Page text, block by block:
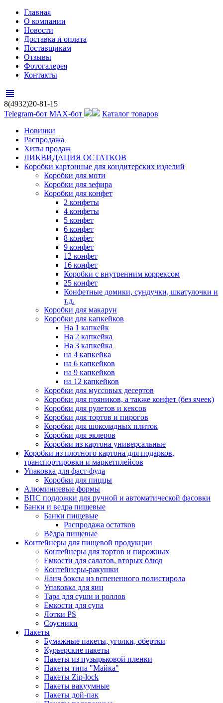
Главная
О компании
Новости
Доставка и оплата
Поставщикам
Отзывы
Фотогалерея
Контакты
view_headline
8(4932)20-81-15
Telegram-бот MAX-бот
Каталог товаров
Новинки
Распродажа
Хиты продаж
ЛИКВИДАЦИЯ ОСТАТКОВ
Коробки картонные для кондитерских изделий
Коробки для моти
Коробки для зефира
Коробки для конфет
2 конфеты
4 конфеты
5 конфет
6 конфет
8 конфет
9 конфет
12 конфет
16 конфет
Коробки с внутренним коррексом
25 конфет
Конфетные домики, сундучки, шкатулочки и
т.д.
Коробки для макарун
Коробки для капкейков
На 1 капкейк
На 2 капкейка
На 3 капкейка
на 4 капкейка
на 6 капкейков
на 9 капкейков
на 12 капкейков
Коробки для муссовых десертов
Коробки для пряников, а также конфет (без ячеек)
Коробки для рулетов и кексов
Коробки для тортов и пирогов
Коробки для шоколадных плиток
Коробки для эклеров
Коробки из картона универсальные
Коробки из плотного картона для подарков,
транспортировки и маркетплейсов
Упаковка для фаст-фуда
Коробки для пиццы
Алюминиевые формы
ВПС подложки для ручной и автоматической фасовки
Банки и ведра пищевые
Банки пищевые
Распродажа остатков
Вёдра пищевые
Контейнеры для пищевой продукции
Контейнеры для тортов и пирожных
Емкости для салатов, вторых блюд
Контейнеры-ракушки
Ланч боксы из вспененного полистирола
Упаковка для яиц
Тара для суши и роллов
Емкости для супа
Лотки PS
Соусники
Пакеты
Бумажные пакеты, уголки, обертки
Курьерские пакеты
Пакеты из пузырьковой пленки
Пакеты типа "Майка"
Пакеты Zip-lock
Пакеты вакуумные
Пакеты дой-пак